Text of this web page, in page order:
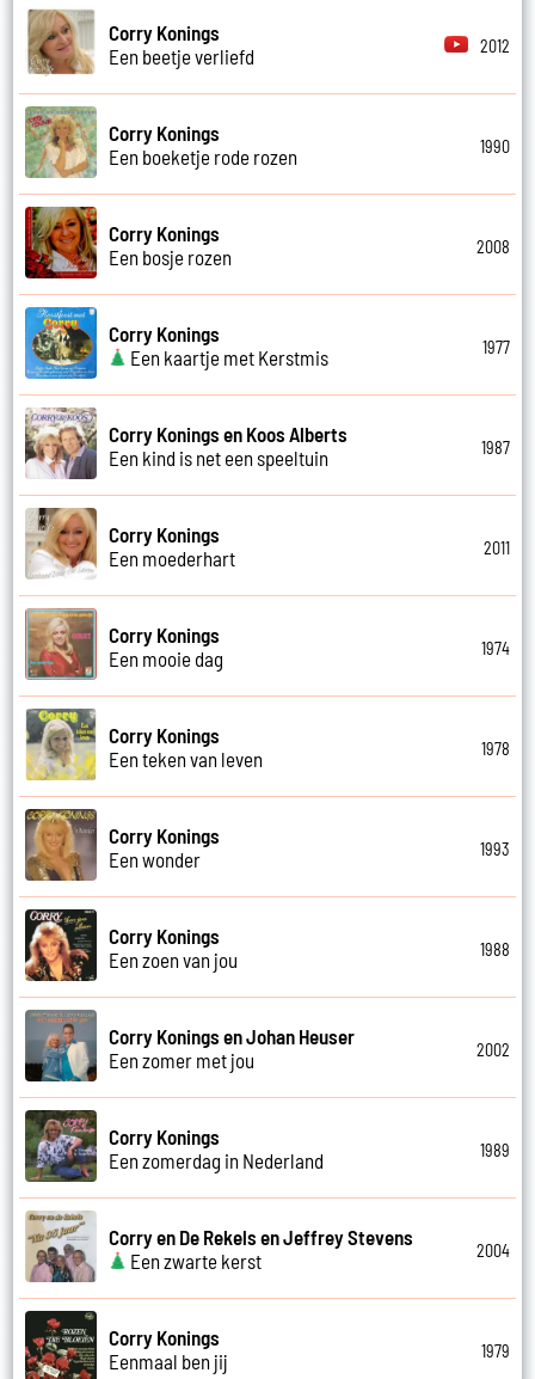
Corry Konings
Een beetje verliefd
2012
Corry Konings
Een boeketje rode rozen
1990
Corry Konings
Een bosje rozen
2008
Corry Konings
Een kaartje met Kerstmis
1977
Corry Konings en Koos Alberts
Een kind is net een speeltuin
1987
Corry Konings
Een moederhart
2011
Corry Konings
Een mooie dag
1974
Corry Konings
Een teken van leven
1978
Corry Konings
Een wonder
1993
Corry Konings
Een zoen van jou
1988
Corry Konings en Johan Heuser
Een zomer met jou
2002
Corry Konings
Een zomerdag in Nederland
1989
Corry en De Rekels en Jeffrey Stevens
Een zwarte kerst
2004
Corry Konings
Eenmaal ben jij
1979